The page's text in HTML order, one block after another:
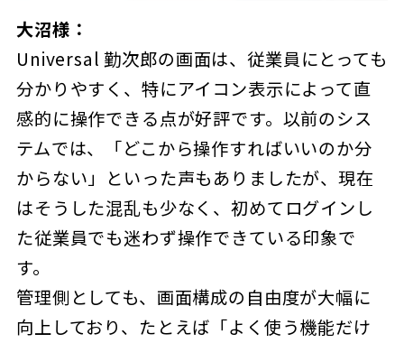
大沼様：
Universal 勤次郎の画面は、従業員にとっても
分かりやすく、特にアイコン表示によって直
感的に操作できる点が好評です。以前のシス
テムでは、「どこから操作すればいいのか分
からない」といった声もありましたが、現在
はそうした混乱も少なく、初めてログインし
た従業員でも迷わず操作できている印象で
す。
管理側としても、画面構成の自由度が大幅に
向上しており、たとえば「よく使う機能だけ